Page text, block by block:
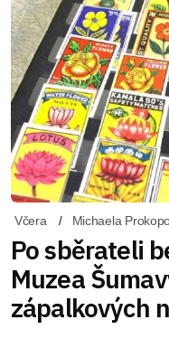
Včera Michaela
Po sběrateli
Muzea
zápalkových